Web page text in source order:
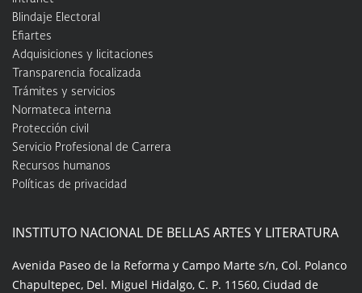
Blindaje Electoral
Efiartes
Adquisiciones y licitaciones
Transparencia focalizada
Trámites y servicios
Normateca interna
Protección civil
Servicio Profesional de Carrera
Recursos humanos
Políticas de privacidad
INSTITUTO NACIONAL DE BELLAS ARTES Y LITERATURA
Avenida Paseo de la Reforma y Campo Marte s/n, Col. Polanco
Chapultepec, Del. Miguel Hidalgo, C. P. 11560, Ciudad de